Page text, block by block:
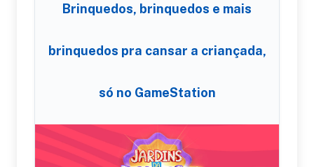
Brinquedos, brinquedos e mais
brinquedos pra cansar a criançada,
só no GameStation